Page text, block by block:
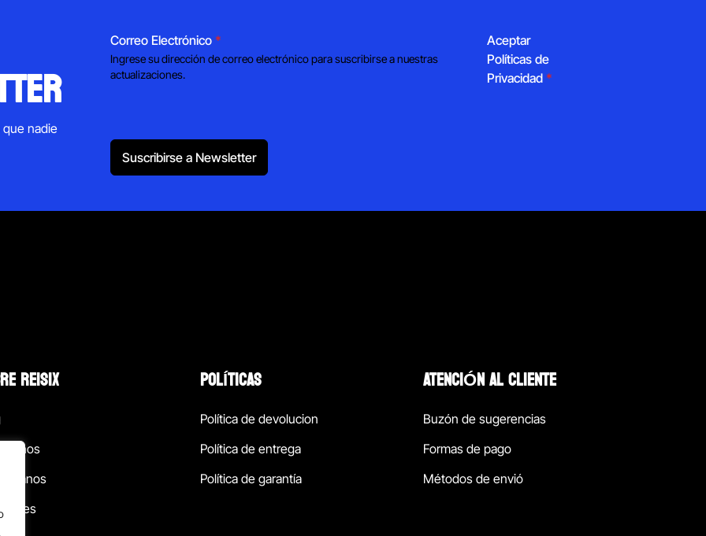
nadie
Correo Electrónico *
Ingrese su dirección de correo electrónico para suscribirse a nuestras
actualizaciones.
Aceptar
Políticas de
Privacidad *
Suscribirse a Newsletter
REISIX POLÍTICAS
Política de devolucion
Política de entrega
Política de garantía
ATENCIÓN AL CLIENTE
Buzón de sugerencias
Formas de pago
Métodos de envió